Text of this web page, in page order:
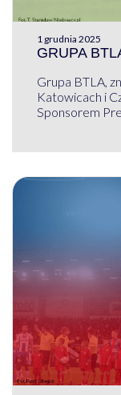
1 grudnia 2025
GRUPA
Grupa BTLA,
Katowicach i
Sponsorem